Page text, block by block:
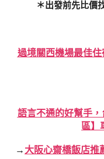
＊出發前先比價
過境關西機場最佳住
語言不通的好幫手
區】
→ 大阪心齋橋飯店推